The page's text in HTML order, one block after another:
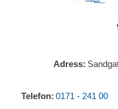
Adress
Telefon 0171 - 241 00